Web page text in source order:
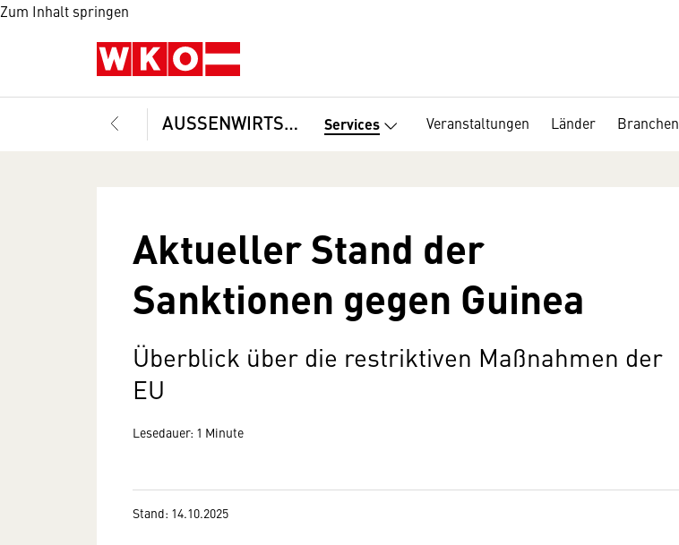
Zum Inhalt springen
AUSSENWIRTSCHAFT Services Veranstaltungen Länder Branchen
Aktueller Stand der
Sanktionen gegen Guinea
Überblick über die restriktiven Maßnahmen der
EU
Lesedauer: 1 Minute
Stand: 14.10.2025